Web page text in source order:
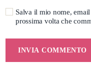
Salva il mio nome,
prossima volta che